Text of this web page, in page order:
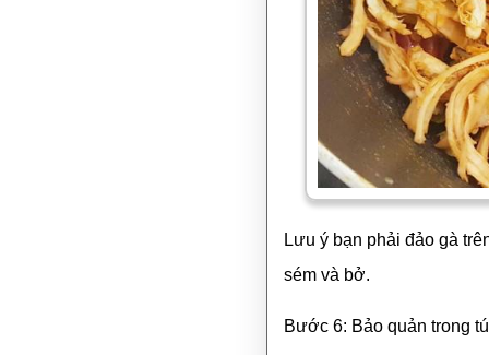
Lưu ý bạn phải đảo gà
sém và bở.
Bước 6: Bảo quản trong